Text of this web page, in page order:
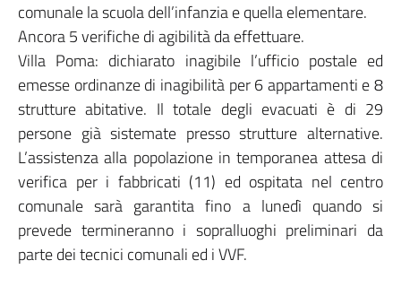
comunale la scuola dell’infanzia e quella elementare.
Ancora 5 verifiche di agibilità da effettuare.
Villa Poma: dichiarato inagibile l’ufficio postale ed
emesse ordinanze di inagibilità per 6 appartamenti e 8
strutture abitative. Il totale degli evacuati è di 29
persone già sistemate presso strutture alternative.
L’assistenza alla popolazione in temporanea attesa di
verifica per i fabbricati (11) ed ospitata nel centro
comunale sarà garantita fino a lunedì quando si
prevede termineranno i sopralluoghi preliminari da
parte dei tecnici comunali ed i VVF.